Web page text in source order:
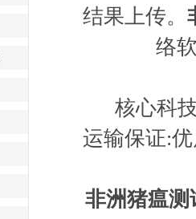
结果上传。
络
核心科
运输保证:
非洲猪瘟测